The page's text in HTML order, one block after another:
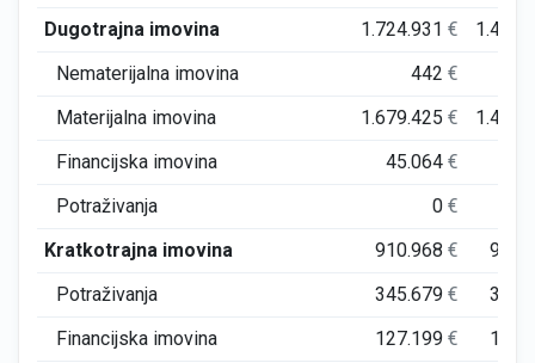
Dugotrajna imovina 1.724.931€
Nematerijalna imovina
442€
Materijalna imovina
1.679.425€
Financijska imovina
45.064€
Potraživanja
0€
Kratkotrajna imovina
910.968€
Potraživanja
345.679€
Financijska imovina
127.199€